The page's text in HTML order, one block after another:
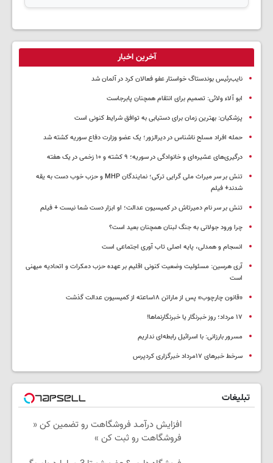
آخرین اخبار
نایب‌رئیس بوندستاگ خواستار عفو فعالان کرد در آلمان شد
ابو آلاء ولائی: تصمیم برای انتقام همچنان پابرجاست
پزشکیان‌: بهترین زمان برای دستیابی به توافق شرایط کنونی است
حمله افراد مسلح ناشناس در دیرالزور؛ یک عضو وزارت دفاع سوریه کشته شد
درگیری‌های عشیره‌ای و خانوادگی در سوریه؛ ۹ کشته و ۱۰ زخمی در یک هفته
تنش بر سر میراث ملی گرایی ترکی؛ نمایندگان MHP و حزب خوب دست به یقه
شدند+ فیلم
تنش بر سر نام دمیرتاش در کمیسیون عدالت؛ او ابزار دست شما نیست + فیلم
چرا ورود جولانی به جنگ لبنان همچنان بعید است؟
انسجام و همدلی، پایه اصلی تاب آوری اجتماعی است
آری هرسین: مسئولیت وضعیت کنونی اقلیم بر عهده حزب دمکرات و اتحادیه میهنی
است
«قانون چارچوب» پس از ماراتن ۱۸ساعته از کمیسیون عدالت گذشت
١٧ مرداد؛ روز خبرنگار یا خبرنگارنماها!
مسرور بارزانی: با اسرائیل رابطه‌ای نداریم
سرخط خبرهای ۱۷مرداد خبرگزاری کردپرس
تبلیغات
افزایش درآمـد فروشگاهت رو تضمین کن «
فروشگاهت رو ثبت کن »